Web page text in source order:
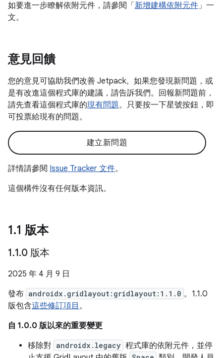
如要進一步瞭解依附元件，請參閱「 新增建構依附元件」一
文。
意見回饋
您的意見可協助我們改善 Jetpack。如果您發現新問題，或
是有改進這個程式庫的建議，請告訴我們。回報新問題前，
請先查看這個程式庫的現有問題。只要按一下星號按鈕，即
可投票給現有的問題。
建立新問題
詳情請參閱 Issue Tracker 文件。
這個構件沒有任何版本資訊。
1.1 版本
1.1.0 版本
2025 年 4 月 9 日
發布 androidx.gridlayout:gridlayout:1.1.0 。1.1.0
版包含這些修訂項目 。
自 1.0.0 版以來的重要變更
移除對 androidx.legacy 程式庫的依附元件，並停